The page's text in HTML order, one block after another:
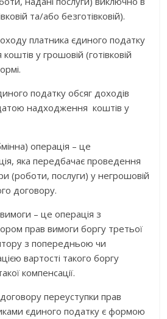
та/або безготівковій).
платника єдиного податку
у грошовій (готівковій
податку обсяг доходів
надходження коштів у
операція – це
яка передбачає проведення
(роботи, послуги) у негрошовій
договору.
– це операція з
прав вимоги боргу третьої
з попередньою чи
вартості такого боргу
компенсації.
переуступки прав
єдиного податку є формою